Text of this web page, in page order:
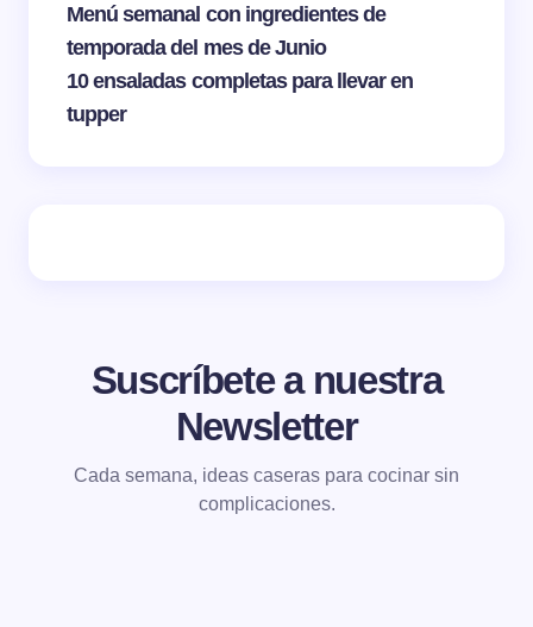
Menú semanal con ingredientes de
temporada del mes de Junio
10 ensaladas completas para llevar en
tupper
Suscríbete a nuestra
Newsletter
Cada semana, ideas caseras para cocinar sin
complicaciones.